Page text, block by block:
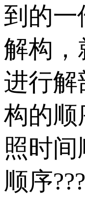
到的一
解构，
进行解
构的顺
照时间
顺序???